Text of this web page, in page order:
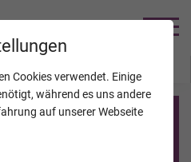
TrauerHilfe.it
Cookies verwendet. Einige
während es uns andere
auf unserer Webseite
VERSTORBENE